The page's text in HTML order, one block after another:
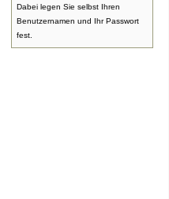
Dabei legen Sie selbst Ihren
Benutzernamen und Ihr Passwort
fest.